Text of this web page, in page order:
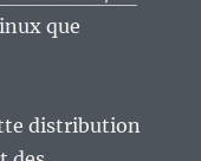
que
distribution